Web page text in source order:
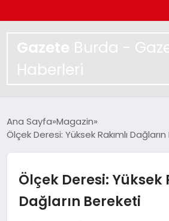
Gazete Burda -
Haberleri
SPOR
MAGAZIN
YAŞAM
Ana Sayfa Magazin
Ölçek Deresi: Yüksek Rakımlı
Ölçek Deresi: Yüksek
Dağların Bereketi